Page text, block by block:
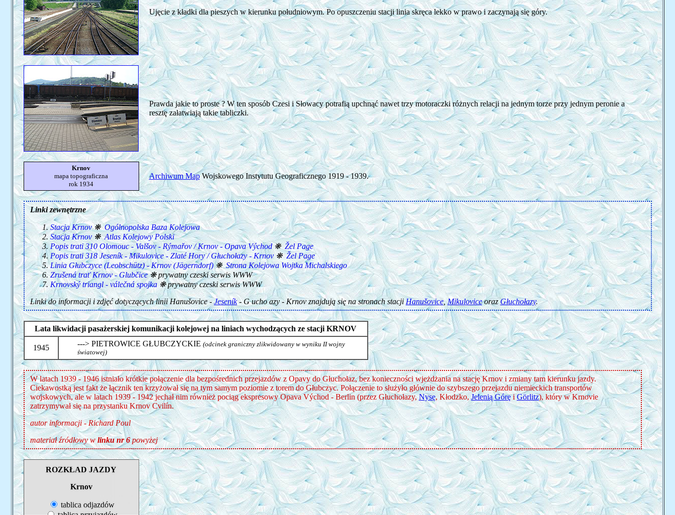
Ujęcie z kładki dla pieszych w kierunku południowym. Po opuszczeniu stacji linia skręca lekko w prawo i zaczynają się góry.
Prawda jakie to proste ? W ten sposób Czesi i Słowacy potrafią upchnąć nawet trzy motoraczki różnych relacji na jednym torze przy jednym peronie a
resztę załatwiają takie tabliczki.
Krnov
mapa topograficzna
rok 1934
Archiwum MapWojskowego Instytutu Geograficznego 1919 - 1939.
Linki zewnętrzne
Stacja Krnov❋Ogólnopolska Baza Kolejowa
Stacja Krnov❋Atlas Kolejowy Polski
Popis trati 310 Olomouc - Valšov - Rýmařov / Krnov - Opava Východ❋Žel Page
Popis trati 318 Jeseník - Mikulovice - Zlaté Hory / Głuchołazy - Krnov❋Žel Page
Linia Głubczyce (Leobschütz) - Krnov (Jägerndorf)❋Strona Kolejowa Wojtka Michalskiego
Zrušená trať Krnov - Glubčice❋ prywatny czeski serwis WWW
Krnovský triangl - válečná spojka❋ prywatny czeski serwis WWW
Linki do informacji i zdjęć dotyczących linii Hanušovice -Jeseník- G ucho azy - Krnov znajdują się na stronach stacjiHanušovice,MikuloviceorazGłuchołazy.
Lata likwidacji pasażerskiej komunikacji kolejowej na liniach wychodzących ze stacji KRNOV
1945 ---> PIETROWICE GŁUBCZYCKIE(odcinek graniczny zlikwidowany w wyniku II wojny
światowej)
W latach 1939 - 1946 istniało krótkie połączenie dla bezpośrednich przejazdów z Opavy do Głuchołaz, bez konieczności wjeżdżania na stację Krnov i zmiany tam kierunku jazdy.
Ciekawostką jest fakt że łącznik ten krzyżował się na tym samym poziomie z torem do Głubczyc. Połączenie to służyło głównie do szybszego przejazdu niemieckich transportów
wojskowych, ale w latach 1939 - 1942 jechał nim również pociąg ekspresowy Opava Východ - Berlin (przez Głuchołazy,Nysę, Kłodzko,Jelenią GóręiGörlitz), który w Krnovie
zatrzymywał się na przystanku Krnov Cvilín.
autor informacji - Richard Poul
materiał źródłowy wlinku nr 6powyżej
ROZKŁAD JAZDY
Krnov
tablica odjazdów